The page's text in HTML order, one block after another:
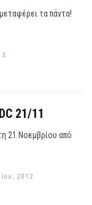
τα πάντα!
21/11
21 Νοεμβρίου από
2012